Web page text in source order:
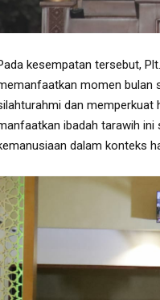
kesempatan tersebut,
momen bulan
dan memperkuat
ibadah tarawih ini
dalam konteks